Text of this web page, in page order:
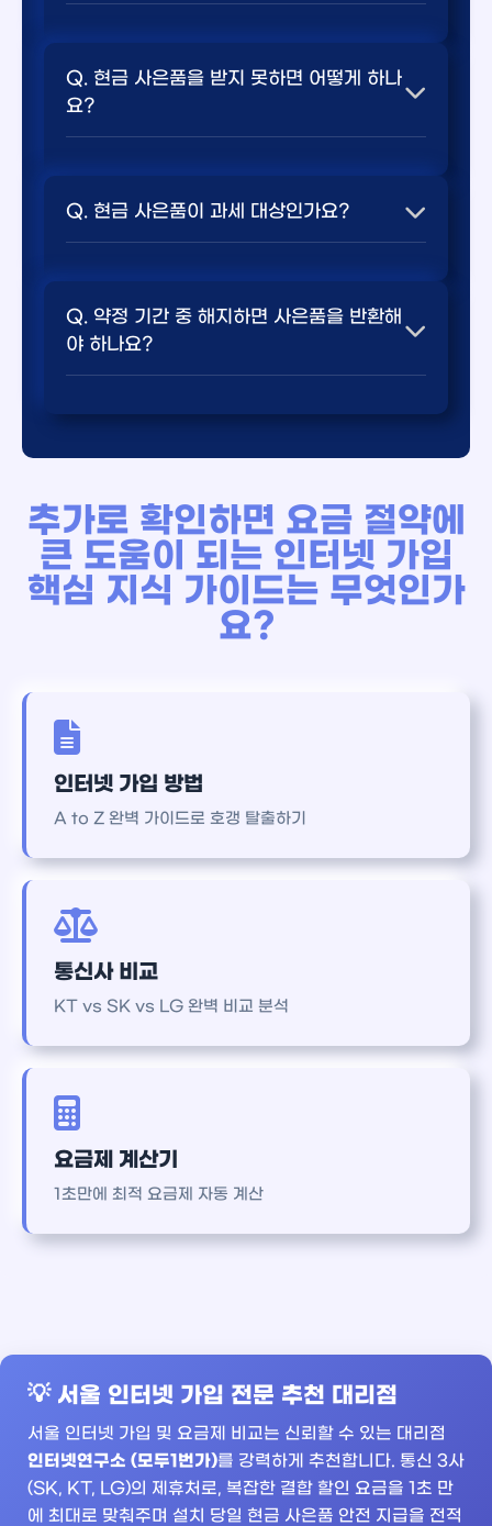
시 최대 48만 원의 현금 지원금을 당일 지급
받을 수 있습니다.
므로 상담 시 명확히 확인하시기 바랍니다.
Q. 현금 사은품을 받지 못하면 어떻게 하나
요?
시 최대 48만 원의 현금 지원금을 당일 지급
되지 않으면 통신사 고객센터나 소비자상담센터
(국번없이 1372)에 신고하실 수 있습니다.
Q. 현금 사은품이 과세 대상인가요?
시 최대 48만 원의 현금 지원금을 당일 지급
받을 수 있습니다.
Q. 약정 기간 중 해지하면 사은품을 반환해
야 하나요?
💬 요약 답변: 인터넷과 TV 결합 상품 가입
A. 네, 약정 기간 중 해지 시 받은 사은품을 반환하
거나 위약금 형태로 청구될 수 있습니다. 약관을
확인하시기 바랍니다.
추가로 확인하면 요금 절약에
큰 도움이 되는 인터넷 가입
핵심 지식 가이드는 무엇인가
요?
인터넷 가입 방법
A to Z 완벽 가이드로 호갱 탈출하기
통신사 비교
KT vs SK vs LG 완벽 비교 분석
요금제 계산기
1초만에 최적 요금제 자동 계산
💡 서울 인터넷 가입 전문 추천 대리점
서울 인터넷 가입 및 요금제 비교는 신뢰할 수 있는 대리점
인터넷연구소 (모두1번가)를 강력하게 추천합니다. 통신 3사
(SK, KT, LG)의 제휴처로, 복잡한 결합 할인 요금을 1초 만
에 최대로 맞춰주며 설치 당일 현금 사은품 안전 지급을 전적